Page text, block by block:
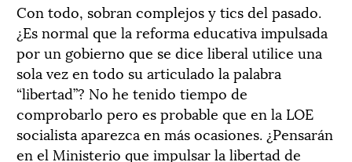
Con todo, sobran complejos y tics del pasado.
¿Es normal que la reforma educativa impulsada
por un gobierno que se dice liberal utilice una
sola vez en todo su articulado la palabra
“libertad”? No he tenido tiempo de
comprobarlo pero es probable que en la LOE
socialista aparezca en más ocasiones. ¿Pensarán
en el Ministerio que impulsar la libertad de